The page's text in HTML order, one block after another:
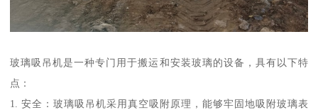
玻璃吸吊机是一种专门用于搬运和安装玻璃的设备，具有以下特
点：
1. 安全：玻璃吸吊机采用真空吸附原理，能够牢固地吸附玻璃表